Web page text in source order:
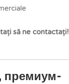
să ne contactați!
премиум-